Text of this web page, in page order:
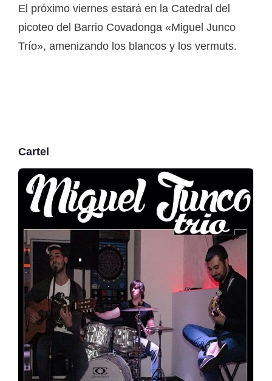
El próximo viernes estará en la Catedral del
picoteo del Barrio Covadonga «Miguel Junco
Trío», amenizando los blancos y los vermuts.
Cartel